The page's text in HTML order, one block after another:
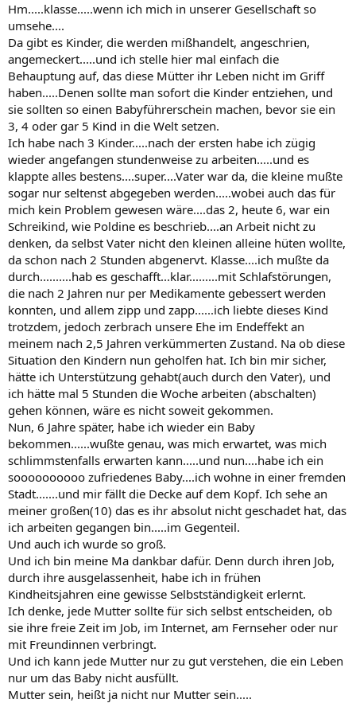
Hm.....klasse.....wenn ich mich in unserer Gesellschaft so
umsehe....
Da gibt es Kinder, die werden mißhandelt, angeschrien,
angemeckert.....und ich stelle hier mal einfach die
Behauptung auf, das diese Mütter ihr Leben nicht im Griff
haben.....Denen sollte man sofort die Kinder entziehen, und
sie sollten so einen Babyführerschein machen, bevor sie ein
3, 4 oder gar 5 Kind in die Welt setzen.
Ich habe nach 3 Kinder.....nach der ersten habe ich zügig
wieder angefangen stundenweise zu arbeiten.....und es
klappte alles bestens....super....Vater war da, die kleine mußte
sogar nur seltenst abgegeben werden.....wobei auch das für
mich kein Problem gewesen wäre....das 2, heute 6, war ein
Schreikind, wie Poldine es beschrieb....an Arbeit nicht zu
denken, da selbst Vater nicht den kleinen alleine hüten wollte,
da schon nach 2 Stunden abgenervt. Klasse....ich mußte da
durch..........hab es geschafft...klar.........mit Schlafstörungen,
die nach 2 Jahren nur per Medikamente gebessert werden
konnten, und allem zipp und zapp......ich liebte dieses Kind
trotzdem, jedoch zerbrach unsere Ehe im Endeffekt an
meinem nach 2,5 Jahren verkümmerten Zustand. Na ob diese
Situation den Kindern nun geholfen hat. Ich bin mir sicher,
hätte ich Unterstützung gehabt(auch durch den Vater), und
ich hätte mal 5 Stunden die Woche arbeiten (abschalten)
gehen können, wäre es nicht soweit gekommen.
Nun, 6 Jahre später, habe ich wieder ein Baby
bekommen......wußte genau, was mich erwartet, was mich
schlimmstenfalls erwarten kann.....und nun....habe ich ein
soooooooooo zufriedenes Baby....ich wohne in einer fremden
Stadt.......und mir fällt die Decke auf dem Kopf. Ich sehe an
meiner großen(10) das es ihr absolut nicht geschadet hat, das
ich arbeiten gegangen bin.....im Gegenteil.
Und auch ich wurde so groß.
Und ich bin meine Ma dankbar dafür. Denn durch ihren Job,
durch ihre ausgelassenheit, habe ich in frühen
Kindheitsjahren eine gewisse Selbstständigkeit erlernt.
Ich denke, jede Mutter sollte für sich selbst entscheiden, ob
sie ihre freie Zeit im Job, im Internet, am Fernseher oder nur
mit Freundinnen verbringt.
Und ich kann jede Mutter nur zu gut verstehen, die ein Leben
nur um das Baby nicht ausfüllt.
Mutter sein, heißt ja nicht nur Mutter sein.....